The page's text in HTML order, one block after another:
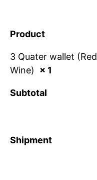
Product
3 Quater wallet (Red
Wine) × 1
Subtotal
Shipment